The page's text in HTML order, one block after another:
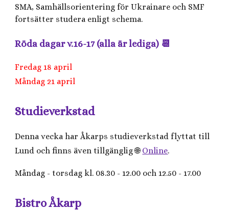
SMA, Samhällsorientering för Ukrainare och SMF
fortsätter studera enligt schema.
Röda dagar v.16-17 (alla är lediga) 📆
Fredag 18 april
Måndag 21 april
Studieverkstad
Denna vecka har Åkarps studieverkstad flyttat till
Lund och finns även tillgänglig 🌐Online.
Måndag - torsdag kl. 08.30 - 12.00 och 12.50 - 17.00
Bistro Åkarp